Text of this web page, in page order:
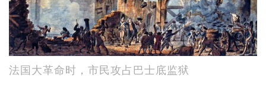
法国大革命时，市民攻占巴士底监狱